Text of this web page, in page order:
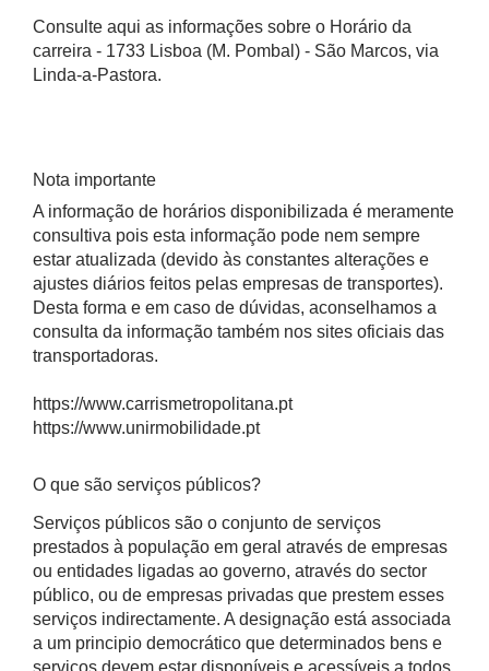
Consulte aqui as informações sobre o Horário da
carreira - 1733 Lisboa (M. Pombal) - São Marcos, via
Linda-a-Pastora.
Nota importante
A informação de horários disponibilizada é meramente
consultiva pois esta informação pode nem sempre
estar atualizada (devido às constantes alterações e
ajustes diários feitos pelas empresas de transportes).
Desta forma e em caso de dúvidas, aconselhamos a
consulta da informação também nos sites oficiais das
transportadoras.
https://www.carrismetropolitana.pt
https://www.unirmobilidade.pt
O que são serviços públicos?
Serviços públicos são o conjunto de serviços
prestados à população em geral através de empresas
ou entidades ligadas ao governo, através do sector
público, ou de empresas privadas que prestem esses
serviços indirectamente. A designação está associada
a um principio democrático que determinados bens e
serviços devem estar disponíveis e acessíveis a todos